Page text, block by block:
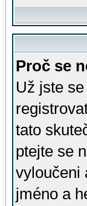
Proč se
Už jste
tato
ptejte se
vyloučeni
jméno a